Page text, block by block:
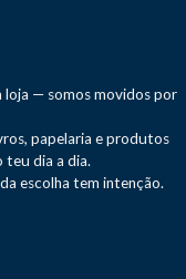
loja — somos movidos por
papelaria e produtos
teu dia a dia.
escolha tem intenção.